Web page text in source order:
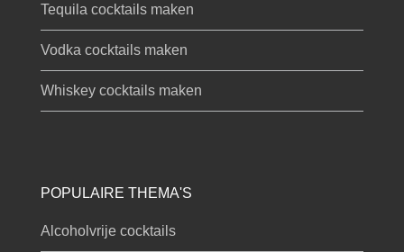
Tequila cocktails maken
Vodka cocktails maken
Whiskey cocktails maken
POPULAIRE THEMA'S
Alcoholvrije cocktails